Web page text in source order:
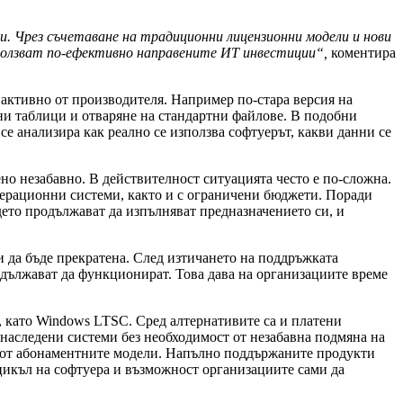
съчетаване на традиционни лицензионни модели и нови
по-ефективно направените ИТ инвестиции“, коментира
от производителя. Например по-стара версия на
таблици и отваряне на стандартни файлове. В подобни
как реално се използва софтуерът, какви данни се
незабавно. В действителност ситуацията често е по-сложна.
системи, както и с ограничени бюджети. Поради
продължават да изпълняват предназначението си, и
бъде прекратена. След изтичането на поддръжката
да функционират. Това дава на организациите време
Windows LTSC. Сред алтернативите са и платени
системи без необходимост от незабавна подмяна на
абонаментните модели. Напълно поддържаните продукти
на софтуера и възможност организациите сами да